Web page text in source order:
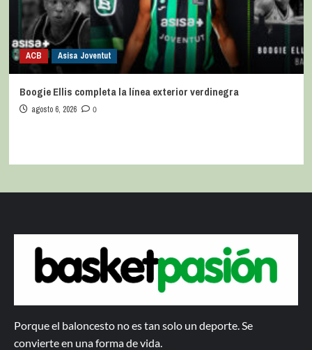
ACB Asisa Joventut
Boogie Ellis completa la línea exterior verdinegra
agosto 6, 2026 0
Porque el baloncesto no es tan solo un deporte. Se
convierte en una forma de vida.